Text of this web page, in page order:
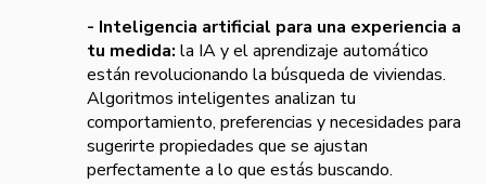
- Inteligencia artificial para una experiencia a
tu medida: la IA y el aprendizaje automático
están revolucionando la búsqueda de viviendas.
Algoritmos inteligentes analizan tu
comportamiento, preferencias y necesidades para
sugerirte propiedades que se ajustan
perfectamente a lo que estás buscando.